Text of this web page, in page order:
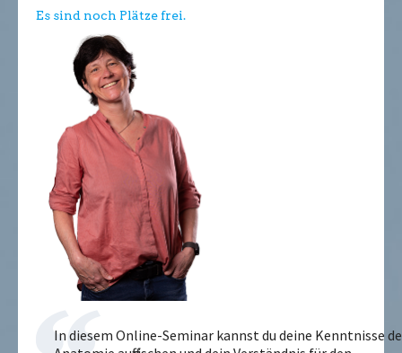
Es sind noch Plätze frei.
In diesem Online-Seminar kannst du deine Kenntnisse